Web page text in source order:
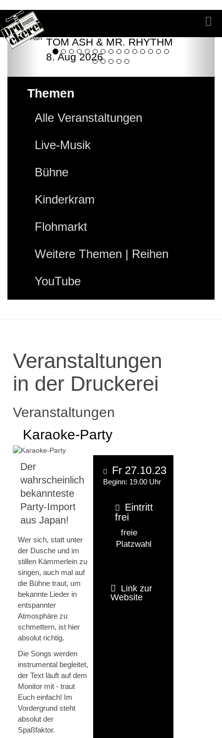
TOM ASH & MR. RHYTHM
8. Aug 2026
Themen
Alle Veranstaltungen
Live-Musik
Bühne
Kinderkram
Flohmarkt
Weitere Themen | Reihen
YouTube
Veranstaltungen
in der Druckerei
Veranstaltungen
Karaoke-Party
Der
wahrscheinlich
bekannteste
Party-Import
aus Japan!
Wer sich, statt unter
der Dusche und im
stillen Kämmerlein zu
singen, auch mal auf
die Bühne traut, um
bekannte Lieder in
entspannter
Atmosphäre zu
schmettern, ist hier
absolut richtig.
Die Songs werden
instrumental begleitet,
der Text läuft auf dem
Monitor mit - traut
Euch einfach! Im
Vordergrund steht
absolut der
Spaßfaktor.
Fr 27.10.23
Beginn: 19.00 Uhr
Eintritt
frei
freie
Platzwahl
Link zur
Website